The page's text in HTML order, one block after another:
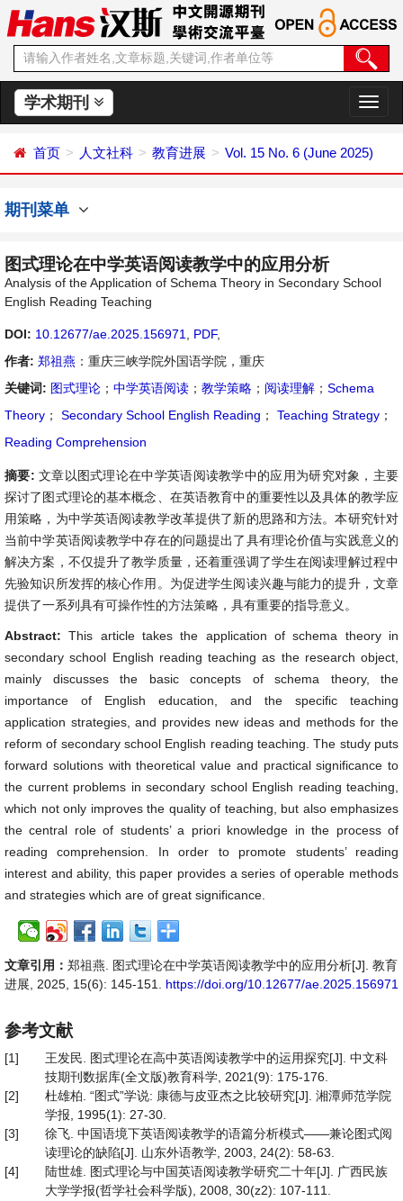
学术期刊
切
换
航
首页 人文社科 教育进展 Vol. 15 No. 6 (June 2025)
期刊菜单
图式理论在中学英语阅读教学中的应用分析
Analysis of the Application of Schema Theory in Secondary School
English Reading Teaching
DOI: 10.12677/ae.2025.156971 PDF,
作者: 郑祖燕 ：重庆三峡学院外国语学院，重庆
关键词: 图式理论 ； 中学英语阅读 ； 教学策略 ； 阅读理解 ； Schema
Theory ； Secondary School English Reading ； Teaching Strategy ；
Reading Comprehension
摘要: 文章以图式理论在中学英语阅读教学中的应用为研究对象，主要
探讨了图式理论的基本概念、在英语教育中的重要性以及具体的教学应
用策略，为中学英语阅读教学改革提供了新的思路和方法。本研究针对
当前中学英语阅读教学中存在的问题提出了具有理论价值与实践意义的
解决方案，不仅提升了教学质量，还着重强调了学生在阅读理解过程中
先验知识所发挥的核心作用。为促进学生阅读兴趣与能力的提升，文章
提供了一系列具有可操作性的方法策略，具有重要的指导意义。
Abstract:This article takes the application of schema theory in
secondary school English reading teaching as the research object,
mainly discusses the basic concepts of schema theory, the
importance of English education, and the specific teaching
application strategies, and provides new ideas and methods for the
reform of secondary school English reading teaching. The study puts
forward solutions with theoretical value and practical significance to
the current problems in secondary school English reading teaching,
which not only improves the quality of teaching, but also emphasizes
the central role of students’ a priori knowledge in the process of
reading comprehension. In order to promote students’ reading
interest and ability, this paper provides a series of operable methods
and strategies which are of great significance.
文章引用： 郑祖燕. 图式理论在中学英语阅读教学中的应用分析[J]. 教育
进展, 2025, 15(6): 145-151. https://doi.org/10.12677/ae.2025.156971
参考文献
[1]
王发民. 图式理论在高中英语阅读教学中的运用探究[J]. 中文科
技期刊数据库(全文版)教育科学, 2021(9): 175-176.
[2]
杜雄柏. “图式”学说: 康德与皮亚杰之比较研究[J]. 湘潭师范学院
学报, 1995(1): 27-30.
[3]
徐飞. 中国语境下英语阅读教学的语篇分析模式——兼论图式阅
读理论的缺陷[J]. 山东外语教学, 2003, 24(2): 58-63.
[4]
陆世雄. 图式理论与中国英语阅读教学研究二十年[J]. 广西民族
大学学报(哲学社会科学版), 2008, 30(z2): 107-111.